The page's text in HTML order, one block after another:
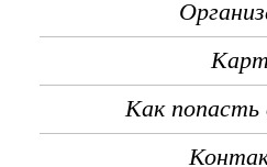
Как попасть